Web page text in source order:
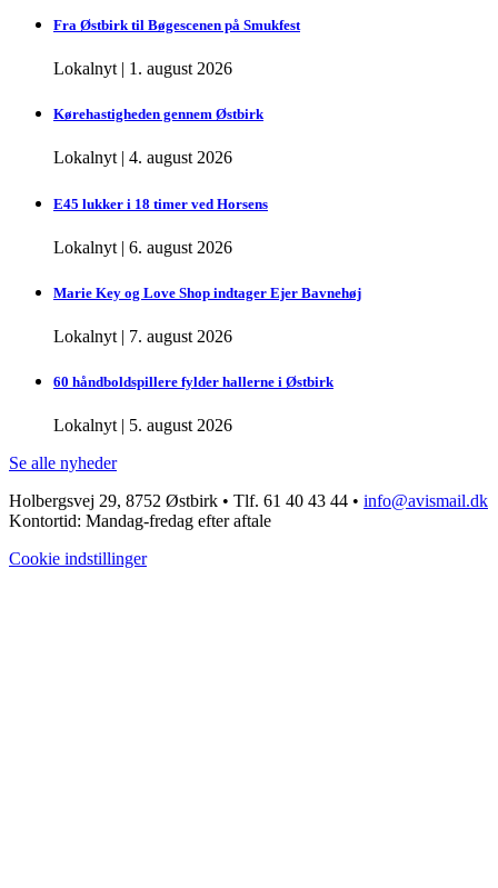
Fra Østbirk til Bøgescenen på Smukfest
Lokalnyt | 1. august 2026
Kørehastigheden gennem Østbirk
Lokalnyt| 4. august 2026
E45 lukker i 18 timer ved Horsens
Lokalnyt | 6. august 2026
Marie Key og Love Shop indtager Ejer Bavnehøj
Lokalnyt | 7. august 2026
60 håndboldspillere fylder hallerne i Østbirk
Lokalnyt| 5. august 2026
Se alle nyheder
Holbergsvej 29, 8752 Østbirk • Tlf. 61 40 43 44 • info@avismail.dk
Kontortid: Mandag-fredag efter aftale
Cookie indstillinger